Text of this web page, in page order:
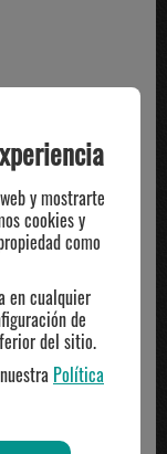
y mostrarte
cookies y
como
en cualquier
de
del sitio.
Política